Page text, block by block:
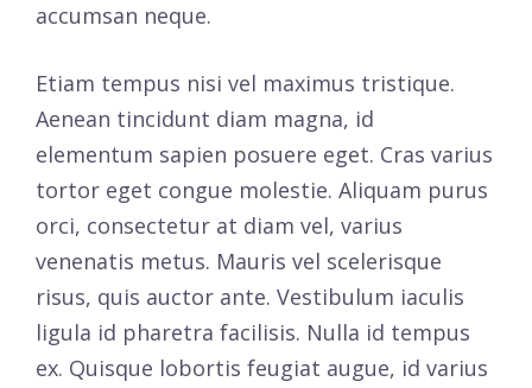
accumsan neque.
Etiam tempus nisi vel maximus tristique.
Aenean tincidunt diam magna, id
elementum sapien posuere eget. Cras varius
tortor eget congue molestie. Aliquam purus
orci, consectetur at diam vel, varius
venenatis metus. Mauris vel scelerisque
risus, quis auctor ante. Vestibulum iaculis
ligula id pharetra facilisis. Nulla id tempus
ex. Quisque lobortis feugiat augue, id varius